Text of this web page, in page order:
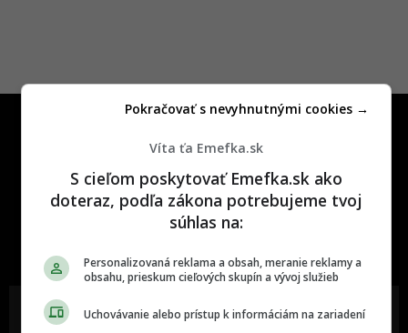
One time najzábavnejšie miesto na
slovenskom internete, next time
Víta ťa Emefka.sk
S cieľom poskytovať Emefka.sk ako
doteraz, podľa zákona potrebujeme tvoj
súhlas na:
Personalizovaná reklama a obsah, meranie reklamy a
obsahu, prieskum cieľových skupín a vývoj služieb
Uchovávanie alebo prístup k informáciám na zariadení
Pokračovať s nevyhnutnými cookies →